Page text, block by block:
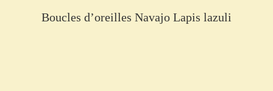
Boucles d’oreilles Navajo Lapis lazuli
€